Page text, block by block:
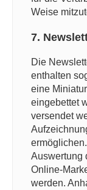
Weise
7.
Die
enthalten
eine
eingebettet
versendet
Auswertung
Online-
werden.